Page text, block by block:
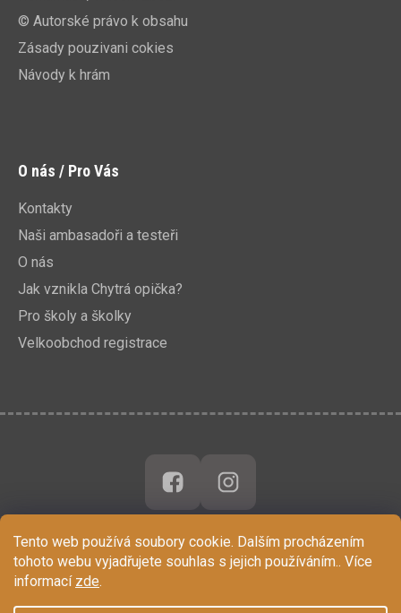
Tento web používá soubory cookie. Dalším procházením
tohoto webu vyjadřujete souhlas s jejich používáním.. Více
informací zde.
© Autorské právo k obsahu
Zásady pouzivani cokies
Návody k hrám
O nás / Pro Vás
Kontakty
Naši ambasadoři a testeři
O nás
Jak vznikla Chytrá opička?
Pro školy a školky
Velkoobchod registrace